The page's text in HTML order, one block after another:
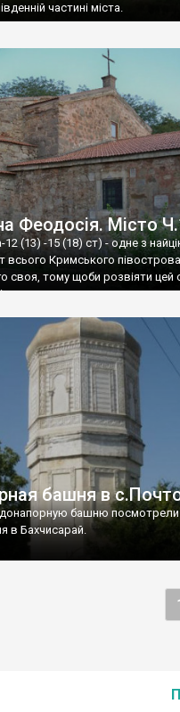
частині міста.
Феодосія. Місто
(13) -15 (18) ст) - одне з
всього Кримського
своя, тому щоби розвіяти цей
це
башня в
башню посмотрели
в Бахчисарай.
1